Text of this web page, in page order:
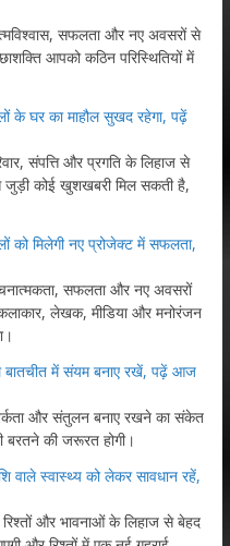
सफलता और नए अवसरों से
आपको कठिन परिस्थितियों में
के घर का माहौल सुखद रहेगा, पढ़ें
संपत्ति और प्रगति के लिहाज से
कोई खुशखबरी मिल सकती है,
को मिलेगी नए प्रोजेक्ट में सफलता,
सफलता और नए अवसरों
लेखक, मीडिया और मनोरंजन
में संयम बनाए रखें, पढ़ें आज
और संतुलन बनाए रखने का संकेत
बरतने की जरूरत होगी।
स्वास्थ्य को लेकर सावधान रहें,
और भावनाओं के लिहाज से बेहद